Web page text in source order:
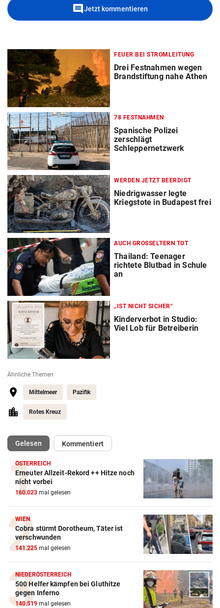
commentJetzt kommentieren
FEUER BEI STROMLEITUNG
Drei Festnahmen wegen
Brandstiftung nahe Athen
78 FESTNAHMEN
Spanische Polizei
zerschlägt
Schleppernetzwerk
WERDEN JETZT BEERDIGT
Niedrigwasser legte
Kriegstote in Budapest frei
AUCH GROSSELTERN TOT
Thailand: Teenager
richtete Blutbad in Schule
an
„IST NICHT SICHER“
Kinderverbot in Studio:
Viel Lob für Betreiberin
Ähnliche Themen
Mittelmeer Pazifik
Rotes Kreuz
Gelesen(ausgewählt)Kommentiert
ÖSTERREICH
Erneuter Allzeit-Rekord ++ Hitze noch
nicht vorbei
160.023 mal gelesen
WIEN
Cobra stürmt Dorotheum, Täter ist
verschwunden
141.225 mal gelesen
NIEDERÖSTERREICH
500 Helfer kämpfen bei Gluthitze
gegen Inferno
140.519 mal gelesen